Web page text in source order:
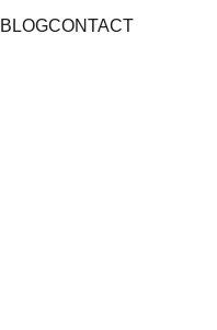
BLOGCONTACT